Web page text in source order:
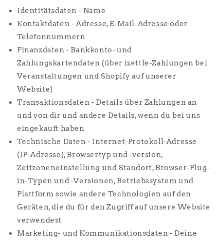
Identitätsdaten - Name
Kontaktdaten - Adresse, E-Mail-Adresse oder
Telefonnummern
Finanzdaten - Bankkonto- und
Zahlungskartendaten (über izettle-Zahlungen bei
Veranstaltungen und Shopify auf unserer
Website)
Transaktionsdaten - Details über Zahlungen an
und von dir und andere Details, wenn du bei uns
eingekauft haben
Technische Daten - Internet-Protokoll-Adresse
(IP-Adresse), Browsertyp und -version,
Zeitzoneneinstellung und Standort, Browser-Plug-
in-Typen und -Versionen, Betriebssystem und
Plattform sowie andere Technologien auf den
Geräten, die du für den Zugriff auf unsere Website
verwendest
Marketing- und Kommunikationsdaten - Deine